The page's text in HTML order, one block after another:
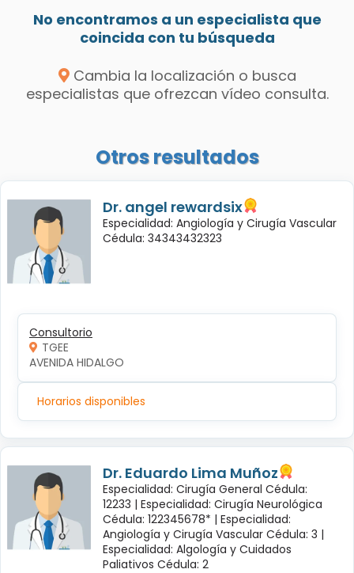
No encontramos a un especialista que
coincida con tu búsqueda
Cambia la localización o busca
especialistas que ofrezcan vídeo consulta.
Otros resultados
Dr. angel rewardsix
Especialidad: Angiología y Cirugía Vascular
Cédula: 34343432323
Consultorio
TGEE
AVENIDA HIDALGO
Horarios disponibles
Dr. Eduardo Lima Muñoz
Especialidad: Cirugía General Cédula:
12233 | Especialidad: Cirugía Neurológica
Cédula: 122345678* | Especialidad:
Angiología y Cirugía Vascular Cédula: 3 |
Especialidad: Algología y Cuidados
Paliativos Cédula: 2